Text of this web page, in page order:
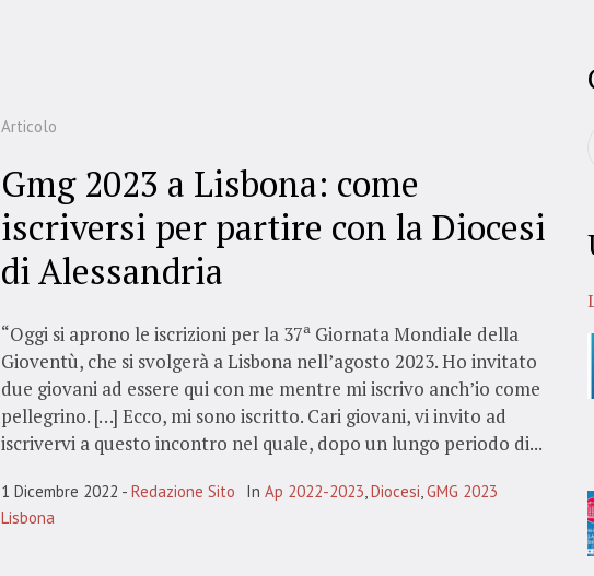
Articolo
Gmg 2023 a Lisbona: come
iscriversi per partire con la Diocesi
di Alessandria
“Oggi si aprono le iscrizioni per la 37ª Giornata Mondiale della
Gioventù, che si svolgerà a Lisbona nell’agosto 2023. Ho invitato
due giovani ad essere qui con me mentre mi iscrivo anch’io come
pellegrino. […] Ecco, mi sono iscritto. Cari giovani, vi invito ad
iscrivervi a questo incontro nel quale, dopo un lungo periodo di...
1 Dicembre 2022 Redazione Sito In Ap 2022-2023,Diocesi,GMG 2023
Lisbona